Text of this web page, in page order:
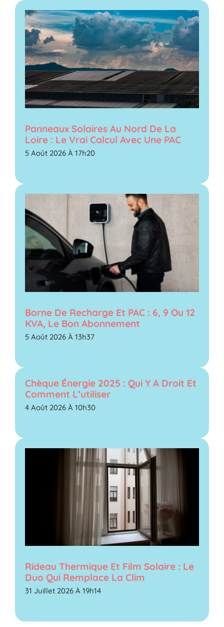
Panneaux Solaires Au Nord De La
Loire : Le Vrai Calcul Avec Une PAC
5 Août 2026 À 17h20
Borne De Recharge Et PAC : 6, 9 Ou 12
KVA, Le Bon Abonnement
5 Août 2026 À 13h37
Chèque Énergie 2025 : Qui Y A Droit Et
Comment L’utiliser
4 Août 2026 À 10h30
Rideau Thermique Et Film Solaire : Le
Duo Qui Remplace La Clim
31 Juillet 2026 À 19h14